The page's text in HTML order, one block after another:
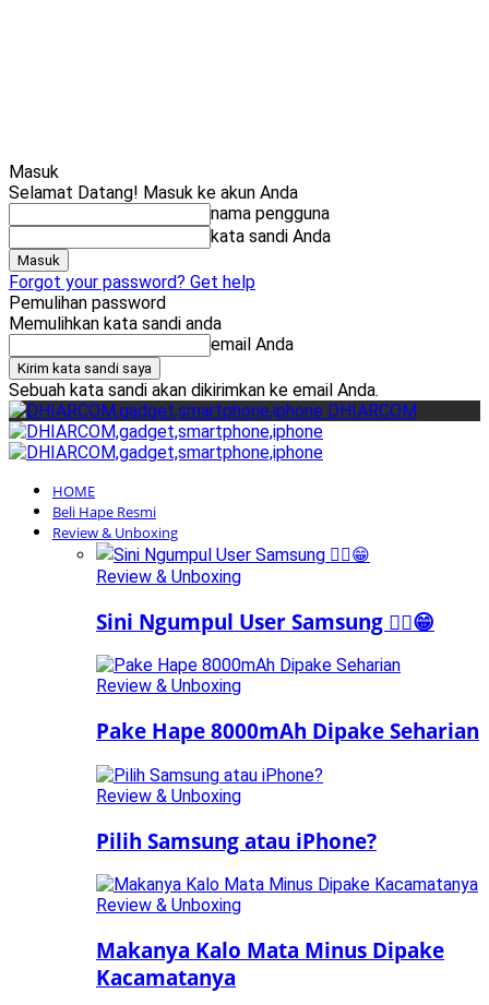
Masuk
Selamat Datang! Masuk ke akun Anda
nama pengguna
kata sandi Anda
Forgot your password? Get help
Pemulihan password
Memulihkan kata sandi anda
email Anda
Sebuah kata sandi akan dikirimkan ke email Anda.
DHIARCOM
HOME
Beli Hape Resmi
Review & Unboxing
Review & Unboxing
Sini Ngumpul User Samsung ☝🏻😁
Review & Unboxing
Pake Hape 8000mAh Dipake Seharian
Review & Unboxing
Pilih Samsung atau iPhone?
Review & Unboxing
Makanya Kalo Mata Minus Dipake
Kacamatanya